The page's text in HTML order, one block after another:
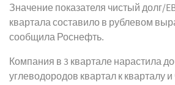
Значение показателя чистый долг/
квартала составило в рублевом
сообщила Роснефть.
Компания в 3 квартале нарастила
углеводородов квартал к кварталу и